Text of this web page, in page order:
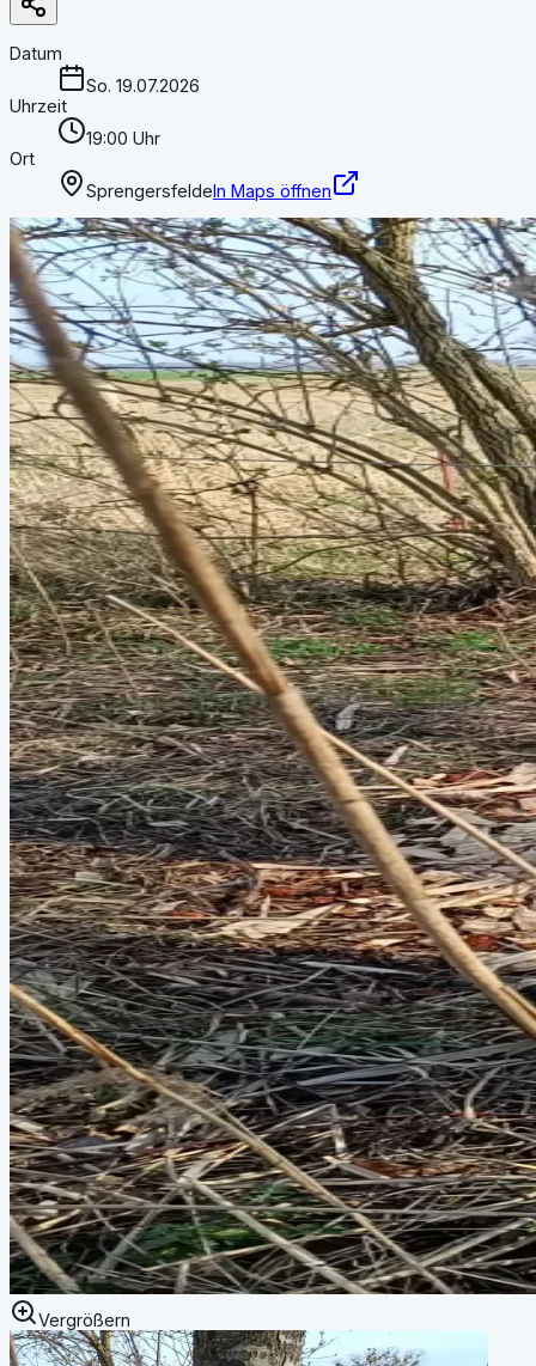
Datum
So. 19.07.2026
Uhrzeit
19:00 Uhr
Ort
SprengersfeldeIn Maps öffnen
Vergrößern